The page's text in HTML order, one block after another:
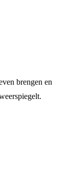
brengen en